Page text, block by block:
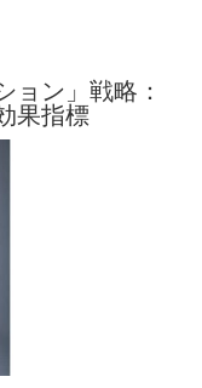
ョン」戦略：
果指標